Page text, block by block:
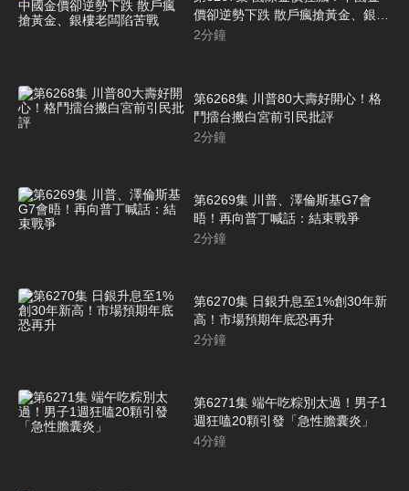
價卻逆勢下跌 散戶瘋搶黃金、銀樓
老闆陷苦戰
2分鐘
第6268集 川普80大壽好開心！格
鬥擂台搬白宮前引民批評
2分鐘
第6269集 川普、澤倫斯基G7會
晤！再向普丁喊話：結束戰爭
2分鐘
第6270集 日銀升息至1%創30年新
高！市場預期年底恐再升
2分鐘
第6271集 端午吃粽別太過！男子1
週狂嗑20顆引發「急性膽囊炎」
4分鐘